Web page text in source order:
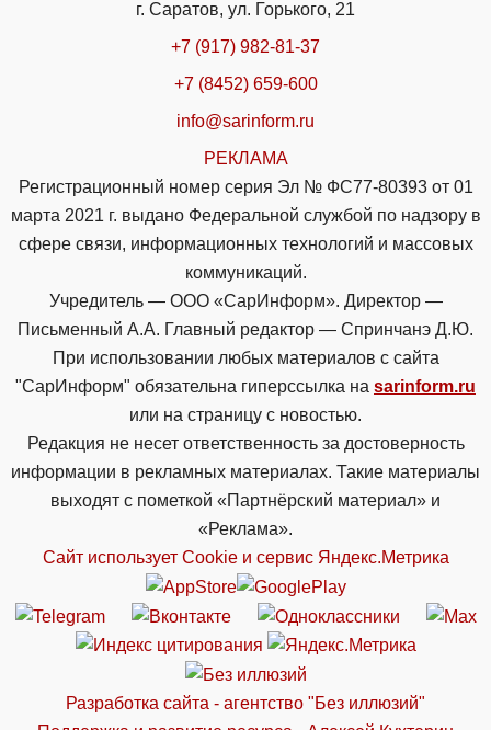
г. Саратов, ул. Горького, 21
+7 (917) 982-81-37
+7 (8452) 659-600
info@sarinform.ru
РЕКЛАМА
Регистрационный номер серия Эл № ФС77-80393 от 01
марта 2021 г. выдано Федеральной службой по надзору в
сфере связи, информационных технологий и массовых
коммуникаций.
Учредитель — ООО «СарИнформ». Директор —
Письменный А.А. Главный редактор — Спринчанэ Д.Ю.
При использовании любых материалов с сайта
"СарИнформ" обязательна гиперссылка на sarinform.ru
или на страницу с новостью.
Редакция не несет ответственность за достоверность
информации в рекламных материалах. Такие материалы
выходят с пометкой «Партнёрский материал» и
«Реклама».
Сайт использует Cookie и сервиc Яндекс.Метрика
Разработка сайта - агентство "Без иллюзий"